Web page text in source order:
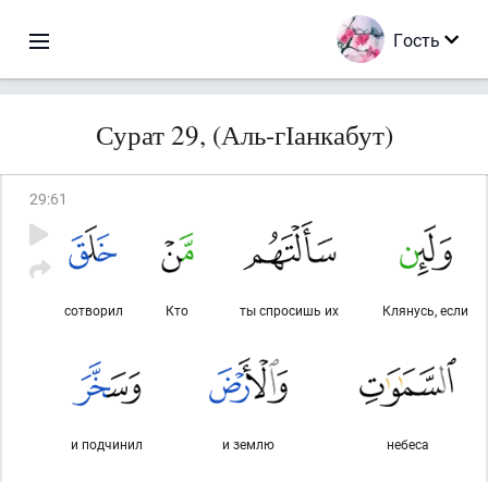
Гость
Сурат 29, (Аль-гІанкабут)
29:61
Клянусь, если
ты спросишь их
Кто
сотворил
небеса
и землю
и подчинил